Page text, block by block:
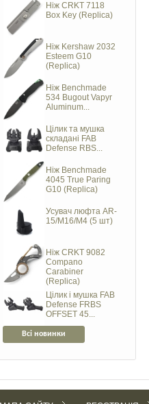
Ніж CRKT 7118
Box Key (Replica)
Ніж Kershaw 2032
Esteem G10
(Replica)
Ніж Benchmade
534 Bugout Vapyr
Aluminum...
Цілик та мушка
складані FAB
Defense RBS...
Ніж Benchmade
4045 True Paring
G10 (Replica)
Усувач люфта AR-
15/M16/M4 (5 шт)
Ніж CRKT 9082
Compano
Carabiner
(Replica)
Цілик і мушка FAB
Defense FRBS
OFFSET 45...
Всі новинки